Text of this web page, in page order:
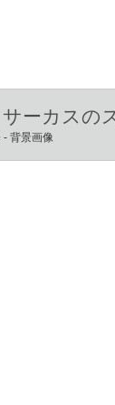
ーカスの
- 背景画像